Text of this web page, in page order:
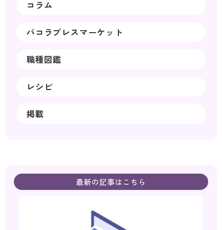
コラム
パコラプレスマーケット
職種図鑑
レシピ
掲載
最新の記事はこちら